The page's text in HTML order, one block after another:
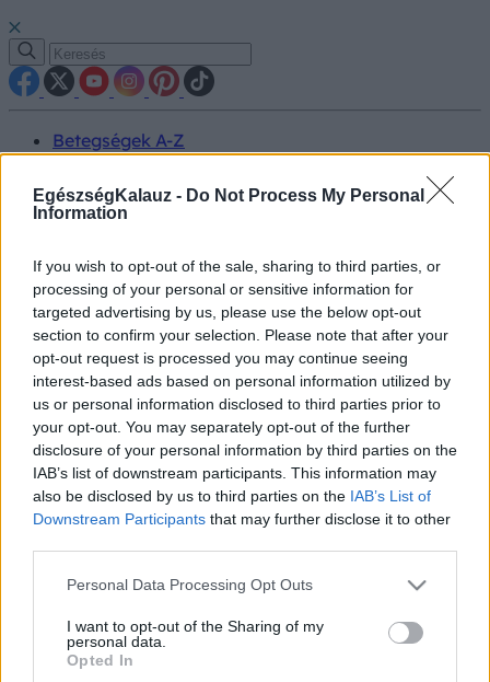
EgészségKalauz - Do Not Process My Personal
Information
If you wish to opt-out of the sale, sharing to third parties, or
processing of your personal or sensitive information for
targeted advertising by us, please use the below opt-out
section to confirm your selection. Please note that after your
opt-out request is processed you may continue seeing
interest-based ads based on personal information utilized by
us or personal information disclosed to third parties prior to
your opt-out. You may separately opt-out of the further
disclosure of your personal information by third parties on the
IAB’s list of downstream participants. This information may
also be disclosed by us to third parties on the IAB’s List of
Downstream Participants that may further disclose it to other
Please note that this website/app uses one or more Google
not limited to your visit or usage behaviour. You may click to
grant or deny consent to Google and its third-party tags to
use your data for below specified purposes in below Google
Personal Data Processing Opt Outs
I want to opt-out of the Sharing of my
personal data.
Opted In
Betegségek A-Z
Tünet
Vizsgálat
Kezelés
Prevenció
Hírek
Videók
Kisállatok egészsége
#allergia#influenza#cukorbetegség
#orvosmeteorológia#vérnyomás#stroke#rákbetegség
#pajzsmirigy #reflux#ekcéma #herpesz
Regisztráció
Magas vérnyomás